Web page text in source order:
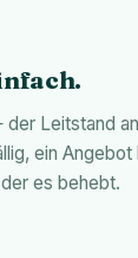
Leitstand
ein
es behebt.